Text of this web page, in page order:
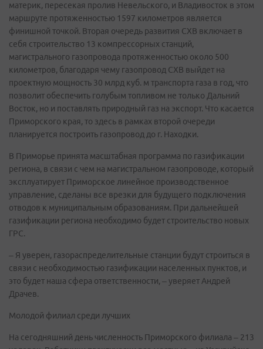
материк, пересекая пролив Невельского, и Владивосток в этом
маршруте протяженностью 1597 километров является
финишной точкой. Вторая очередь развития СХВ включает в
себя строительство 13 компрессорных станций,
магистрального газопровода протяженностью около 500
километров, благодаря чему газопровод СХВ выйдет на
проектную мощность 30 млрд куб. м транспорта газа в год, что
позволит обеспечить голубым топливом не только Дальний
Восток, но и поставлять природный газ на экспорт. Что касается
Приморского края, то здесь в рамках второй очереди
планируется построить газопровод до г. Находки.
В Приморье принята масштабная программа по газификации
региона, в связи с чем на магистральном газопроводе, который
эксплуатирует Приморское линейное производственное
управление, сделаны все врезки для будущего подключения
отводов к муниципальным образованиям. При дальнейшей
газификации региона необходимо будет строительство новых
ГРС.
– Я уверен, газораспределительные станции будут строиться в
связи с необходимостью газификации населенных пунктов, и
это будет наша сфера ответственности, – уверяет Андрей
Драчев.
Молодой филиал среди лучших
На сегодняшний день численность Приморского филиала – 213